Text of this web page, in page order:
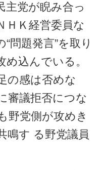
党が睨み合っ
ＨＫ経営委員な
問題発言”を取り
込んでいる。
の感は否めな
審議拒否につな
野党側が攻めき
鳴す る野党議員